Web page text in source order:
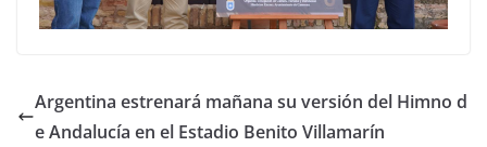
Argentina estrenará mañana su versión del Himno d
e Andalucía en el Estadio Benito Villamarín